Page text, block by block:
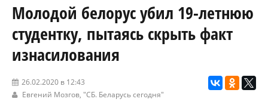
Молодой белорус убил 19-летнюю
студентку, пытаясь скрыть факт
изнасилования
26.02.2020 в 12:43
Евгений Мозгов, "СБ. Беларусь сегодня"